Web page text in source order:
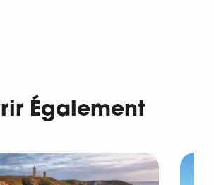
Également